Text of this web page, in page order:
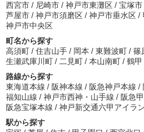
西宮市 / 尼崎市 / 神戸市東灘区 / 宝塚市
芦屋市 / 神戸市須磨区 / 神戸市垂水区 /
神戸市中央区
町名から探す
高須町 / 住吉山手 / 岡本 / 東難波町 / 篠
生瀬武庫川町 / 二見町 / 本山南町 / 鶴甲
路線から探す
東海道本線 / 阪神本線 / 阪急神戸本線 /
福知山線 / 神戸市西神・山手線 / 阪急
阪急宝塚本線 / 神戸新交通六甲アイラ
駅から探す